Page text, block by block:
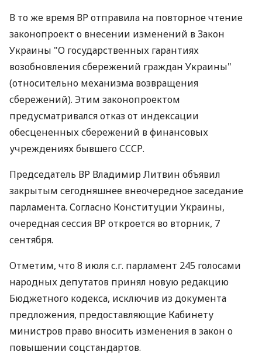
В то же время ВР отправила на повторное чтение
законопроект о внесении изменений в Закон
Украины "О государственных гарантиях
возобновления сбережений граждан Украины"
(относительно механизма возвращения
сбережений). Этим законопроектом
предусматривался отказ от индексации
обесцененных сбережений в финансовых
учреждениях бывшего СССР.
Председатель ВР Владимир Литвин объявил
закрытым сегодняшнее внеочередное заседание
парламента. Согласно Конституции Украины,
очередная сессия ВР откроется во вторник, 7
сентября.
Отметим, что 8 июля с.г. парламент 245 голосами
народных депутатов принял новую редакцию
Бюджетного кодекса, исключив из документа
предложения, предоставляющие Кабинету
министров право вносить изменения в закон о
повышении соцстандартов.